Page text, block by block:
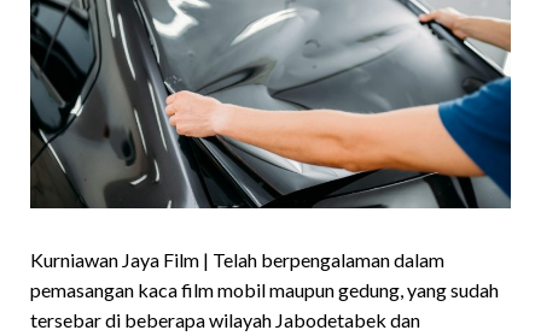
Kurniawan Jaya Film | Telah berpengalaman dalam
pemasangan kaca film mobil maupun gedung, yang sudah
tersebar di beberapa wilayah Jabodetabek dan